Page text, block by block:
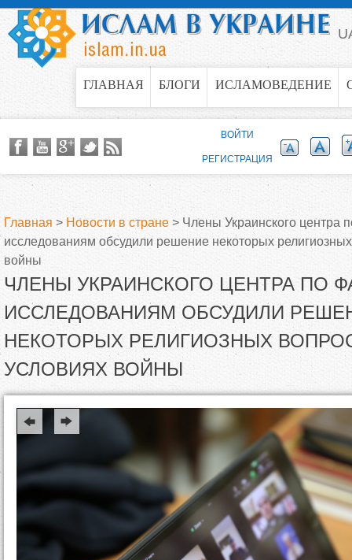
Jump to navigation
ГЛАВНАЯ БЛОГИ ИСЛАМОВЕДЕНИЕ
В
ы
д
е
Главная > Новости в стране > Члены Украинского центра
исследованиям обсудили решение некоторых
войны
ЧЛЕНЫ УКРАИНСКОГО ЦЕНТРА ПО
ИССЛЕДОВАНИЯМ ОБСУДИЛИ
НЕКОТОРЫХ РЕЛИГИОЗНЫХ
УСЛОВИЯХ ВОЙНЫ
ВОЙТИ
РЕГИСТРАЦИЯ